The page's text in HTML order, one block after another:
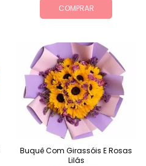
COMPRAR
Buquê Com Girassóis E Rosas
Lilás